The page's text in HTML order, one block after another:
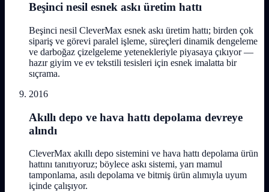
Beşinci nesil esnek askı üretim hattı
Beşinci nesil CleverMax esnek askı üretim hattı; birden çok
sipariş ve görevi paralel işleme, süreçleri dinamik dengeleme
ve darboğaz çizelgeleme yetenekleriyle piyasaya çıkıyor —
hazır giyim ve ev tekstili tesisleri için esnek imalatta bir
sıçrama.
2016
Akıllı depo ve hava hattı depolama devreye
alındı
CleverMax akıllı depo sistemini ve hava hattı depolama ürün
hattını tanıtıyoruz; böylece askı sistemi, yarı mamul
tamponlama, asılı depolama ve bitmiş ürün alımıyla uyum
içinde çalışıyor.